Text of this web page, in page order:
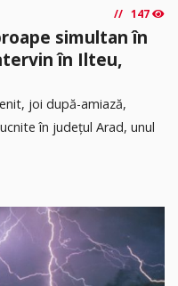
147
simultan în
în Ilteu,
joi după-amiază,
în județul Arad, unul